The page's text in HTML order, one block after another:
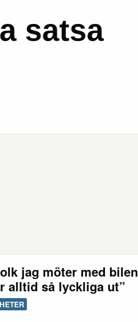
satsa
jag möter med bilen
alltid så lyckliga ut”